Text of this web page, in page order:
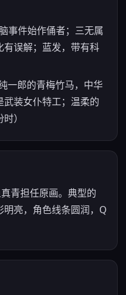
事件始作俑者；三无属
误解；蓝发，带有科
一郎的青梅竹马，中华
装女仆特工；温柔的
）
青担任原画。典型的
亮，角色线条圆润，Q